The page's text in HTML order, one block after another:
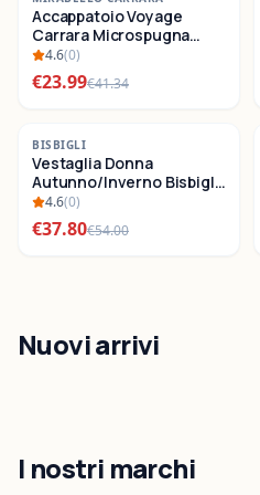
SALDI
Accappatoio Voyage
Carrara Microspugna
Cotone
4.6(0)
€23.99€41.34
-30 %
SALDI
BISBIGLI
Vestaglia Donna
Autunno/Inverno Bisbigli
BO288632
4.6(0)
€37.80€54.00
Nuovi arrivi
I nostri marchi